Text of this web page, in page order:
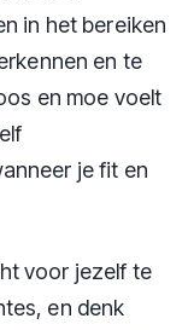
in het bereiken
en te
en moe voelt
je fit en
voor jezelf te
en denk